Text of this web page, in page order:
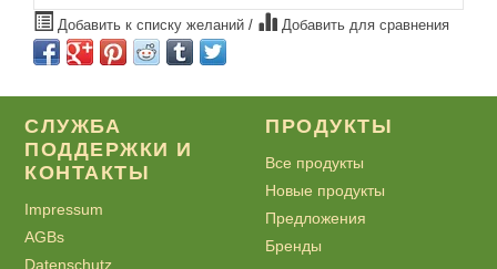
Добавить к списку желаний / Добавить для сравнения
СЛУЖБА
ПОДДЕРЖКИ И
КОНТАКТЫ
Impressum
AGBs
Datenschutz
ПРОДУКТЫ
Все продукты
Новые продукты
Предложения
Бренды